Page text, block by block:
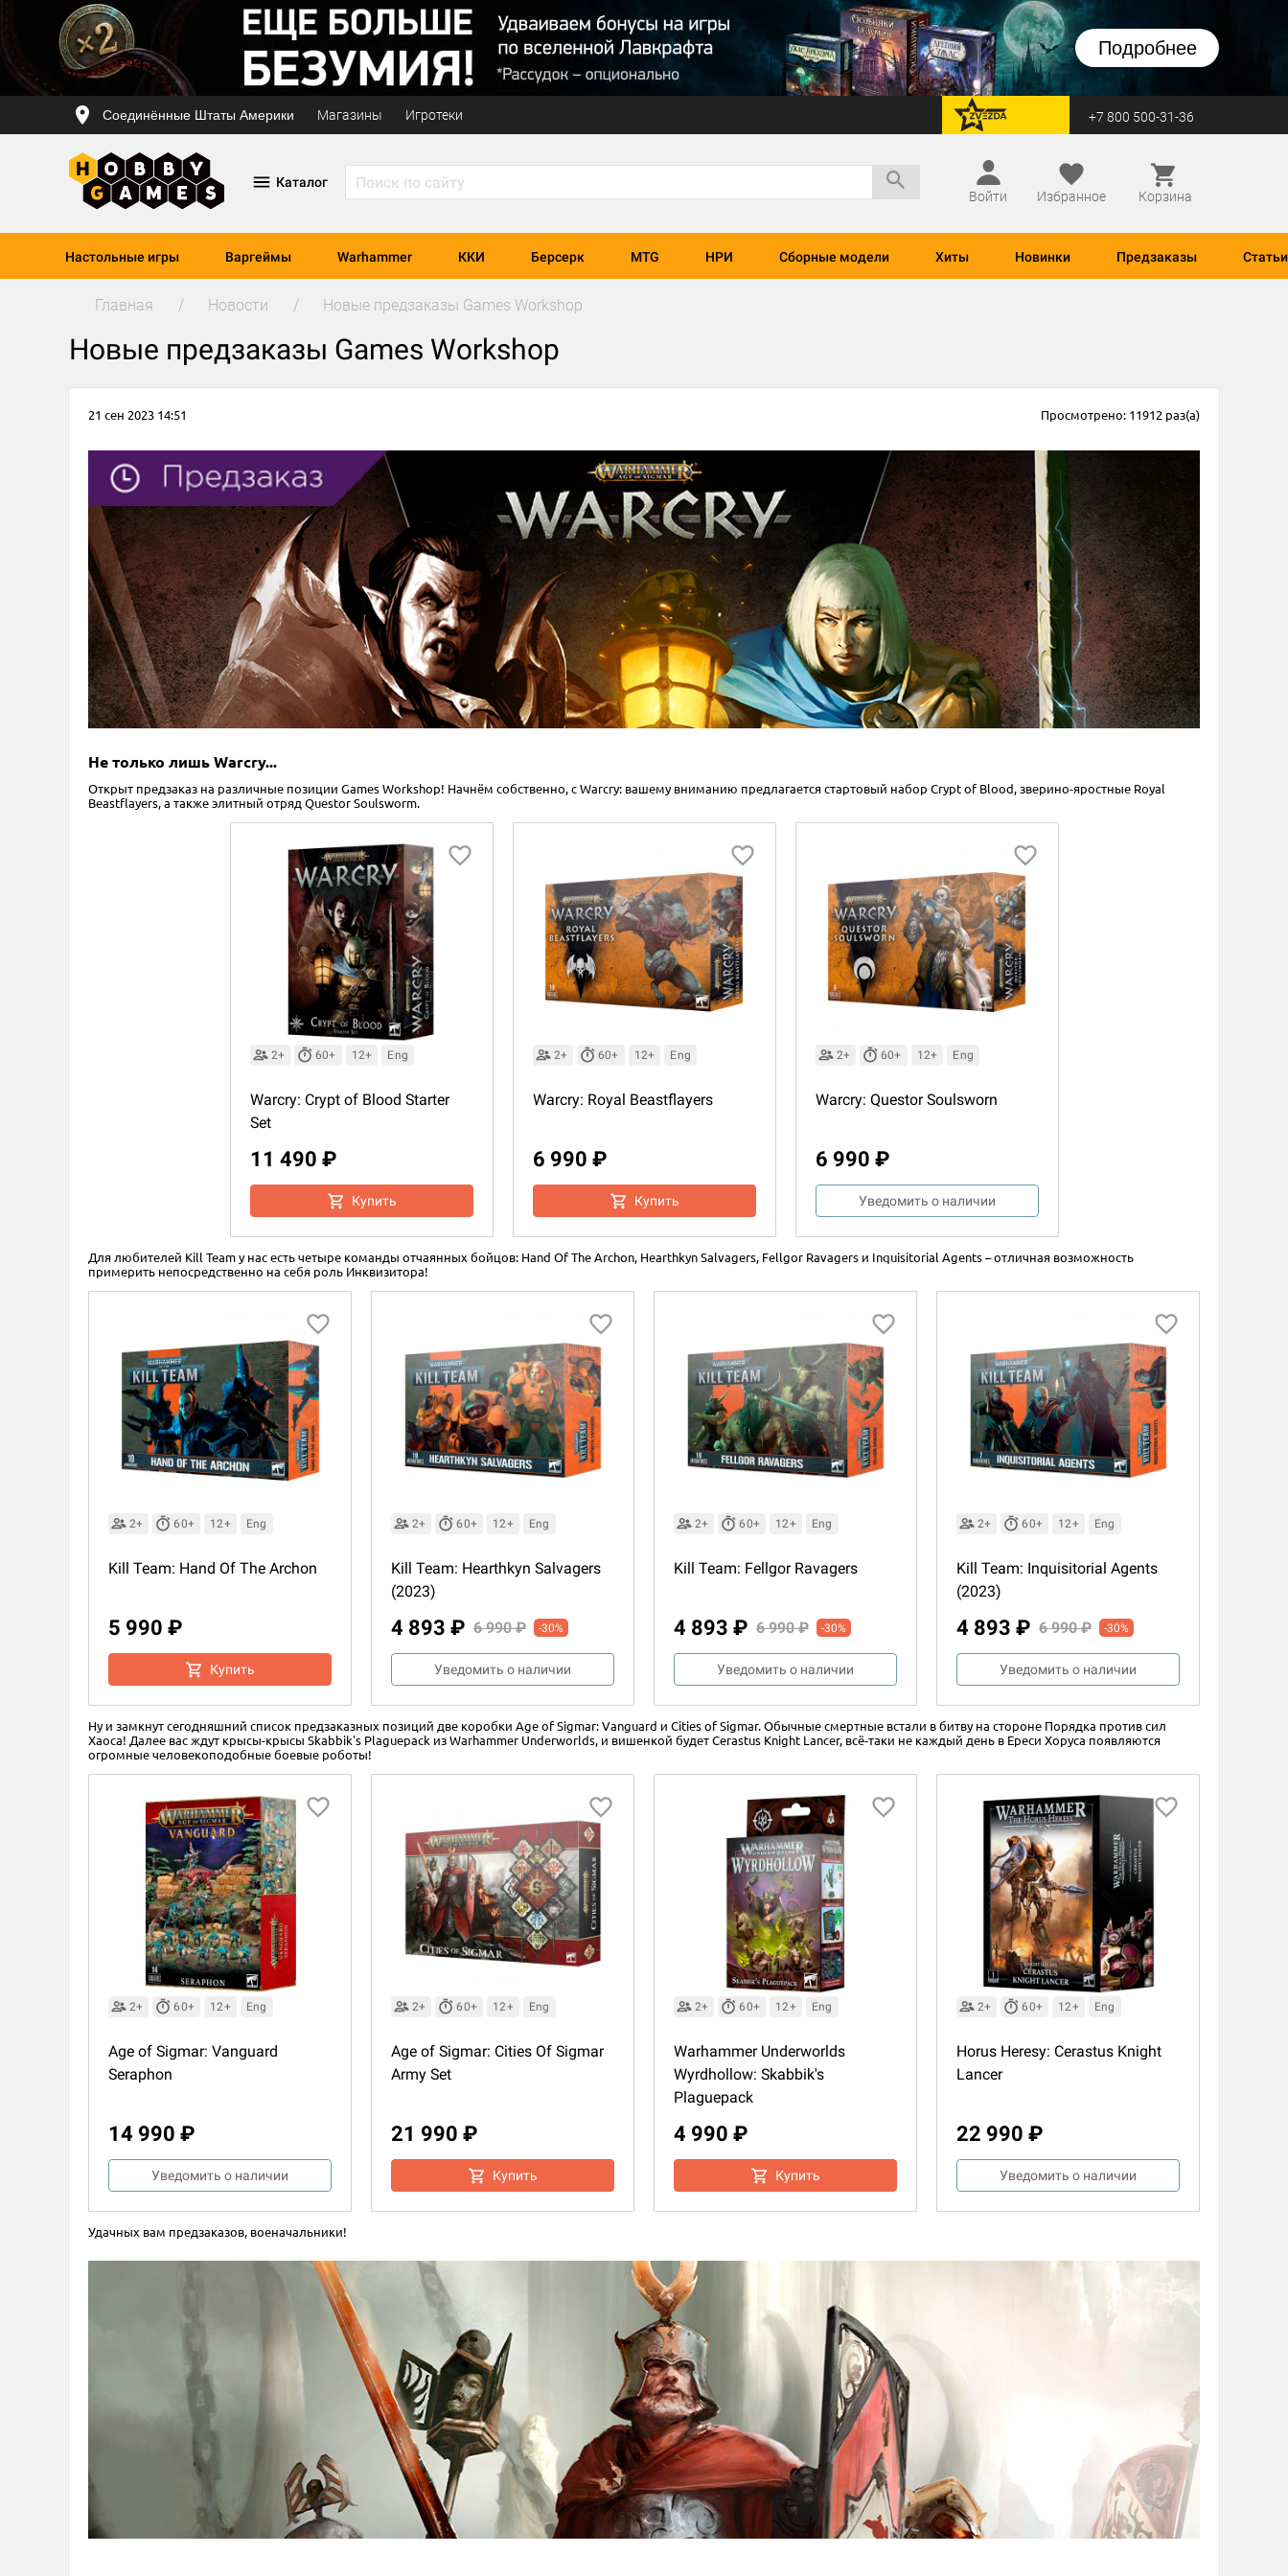
Подробнее
Соединённые Штаты Америки Магазины Игротеки перейти на Zvezda +7 800 500-31-36
Каталог
Войти
Избранное Корзина
Настольные игры Варгеймы Warhammer ККИ Берсерк MTG НРИ Сборные модели Хиты Новинки Предзаказы Статьи
Главная Новости Новые предзаказы Games Workshop
Новые предзаказы Games Workshop
21 сен 2023 14:51 Просмотрено: 11912 раз(а)
Не только лишь Warcry...
Открыт предзаказ на различные позиции Games Workshop! Начнём собственно, с Warcry: вашему вниманию предлагается стартовый набор Crypt of Blood, зверино-яростные Royal
Beastflayers, а также элитный отряд Questor Soulsworm.
2+ 60+ 12+ Eng
Warcry: Crypt of Blood Starter
Set
11 490 ₽
Купить
2+ 60+ 12+ Eng
Warcry: Royal Beastflayers
6 990 ₽
Купить
2+ 60+ 12+ Eng
Warcry: Questor Soulsworn
6 990 ₽
Уведомить о наличии
Для любителей Kill Team у нас есть четыре команды отчаянных бойцов: Hand Of The Archon, Hearthkyn Salvagers, Fellgor Ravagers и Inquisitorial Agents – отличная возможность
примерить непосредственно на себя роль Инквизитора!
2+ 60+ 12+ Eng
Kill Team: Hand Of The Archon
5 990 ₽
Купить
2+ 60+ 12+ Eng
Kill Team: Hearthkyn Salvagers
(2023)
4 893 ₽ 6 990 ₽ -30%
Уведомить о наличии
2+ 60+ 12+ Eng
Kill Team: Fellgor Ravagers
4 893 ₽ 6 990 ₽ -30%
Уведомить о наличии
2+ 60+ 12+ Eng
Kill Team: Inquisitorial Agents
(2023)
4 893 ₽ 6 990 ₽ -30%
Уведомить о наличии
Ну и замкнут сегодняшний список предзаказных позиций две коробки Age of Sigmar: Vanguard и Cities of Sigmar. Обычные смертные встали в битву на стороне Порядка против сил
Хаоса! Далее вас ждут крысы-крысы Skabbik's Plaguepack из Warhammer Underworlds, и вишенкой будет Cerastus Knight Lancer, всё-таки не каждый день в Ереси Хоруса появляются
огромные человекоподобные боевые роботы!
2+ 60+ 12+ Eng
Age of Sigmar: Vanguard
Seraphon
14 990 ₽
Уведомить о наличии
2+ 60+ 12+ Eng
Age of Sigmar: Cities Of Sigmar
Army Set
21 990 ₽
Купить
2+ 60+ 12+ Eng
Warhammer Underworlds
Wyrdhollow: Skabbik's
Plaguepack
4 990 ₽
Купить
2+ 60+ 12+ Eng
Horus Heresy: Cerastus Knight
Lancer
22 990 ₽
Уведомить о наличии
Удачных вам предзаказов, военачальники!